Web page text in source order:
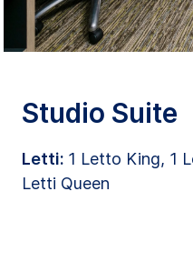
Studio Suite
Letti: 1 Letto King, 1
Letti Queen